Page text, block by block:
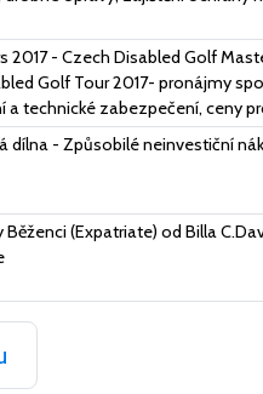
2017 - Czech Disabled Golf
Golf Tour 2017- pronájmy
a technické zabezpečení, ceny
dílna - Způsobilé neinvestiční
(Expatriate) od Billa